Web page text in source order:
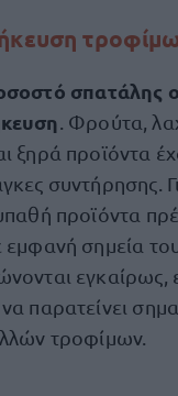
σπατάλης
. Φρούτα,
ξηρά προϊόντα
συντήρησης.
προϊόντα
εμφανή σημεία
εγκαίρως,
παρατείνει
τροφίμων.